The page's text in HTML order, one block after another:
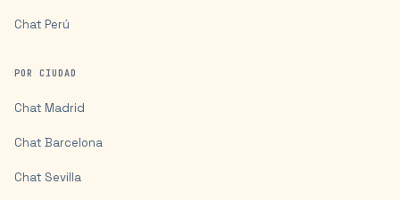
Chat Perú
POR CIUDAD
Chat Madrid
Chat Barcelona
Chat Sevilla